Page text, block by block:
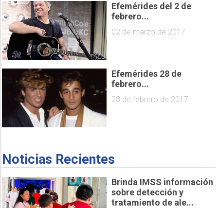
Efemérides del 2 de
febrero...
02 de marzo de 2017
Efemérides 28 de
febrero...
28 de febrero de 2017
Noticias Recientes
Brinda IMSS información
sobre detección y
tratamiento de ale...